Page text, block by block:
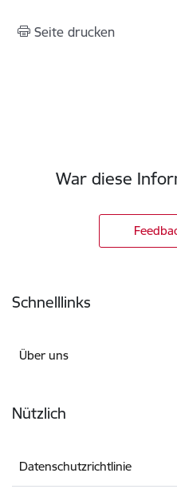
Seite drucken
War diese
Schnelllinks
Über uns
Nützlich
Datenschutzrichtlinie